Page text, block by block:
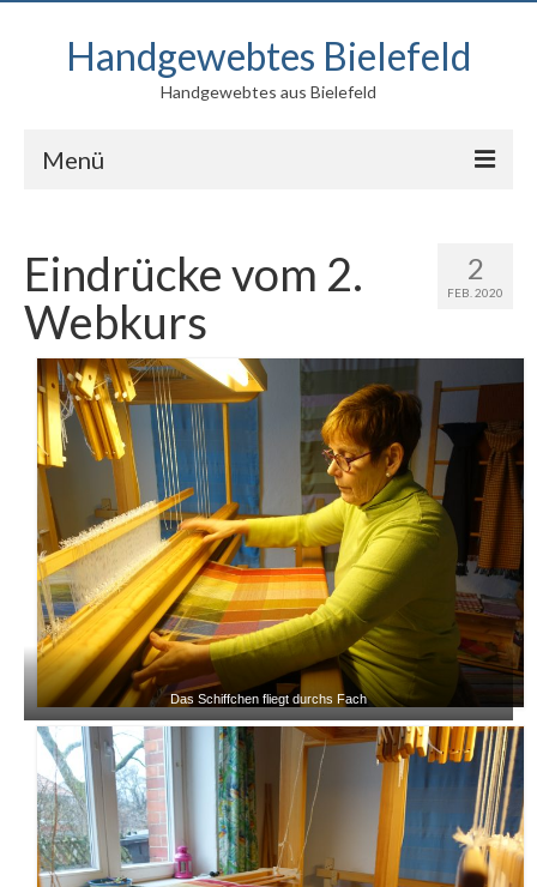
Handgewebtes Bielefeld
Handgewebtes aus Bielefeld
Menü
Produkte
Kontakt
Über mich
2
FEB. 2020
Eindrücke vom 2.
Webkurs
Das Schiffchen fliegt durchs Fach